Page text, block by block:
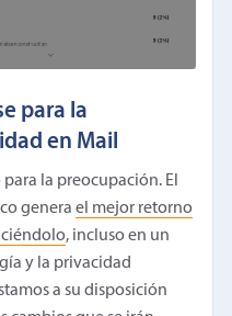
para la
en Mail
la preocupación. El
generael mejor retorno
, incluso en un
y la privacidad
a su disposición